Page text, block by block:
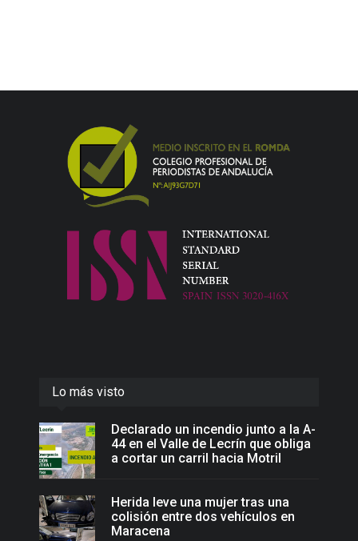
Lo más visto
Declarado un incendio junto a la A-
44 en el Valle de Lecrín que obliga
a cortar un carril hacia Motril
Herida leve una mujer tras una
colisión entre dos vehículos en
Maracena